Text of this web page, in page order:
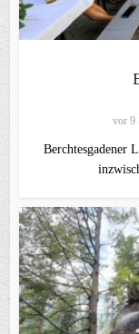
vor 9
Berchtesgadener